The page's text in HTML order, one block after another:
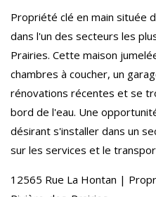
Propriété clé en main située
dans l'un des secteurs les
Prairies. Cette maison
chambres à coucher, un
rénovations récentes et se
bord de l'eau. Une
désirant s'installer dans un
sur les services et le
12565 Rue La Hontan |